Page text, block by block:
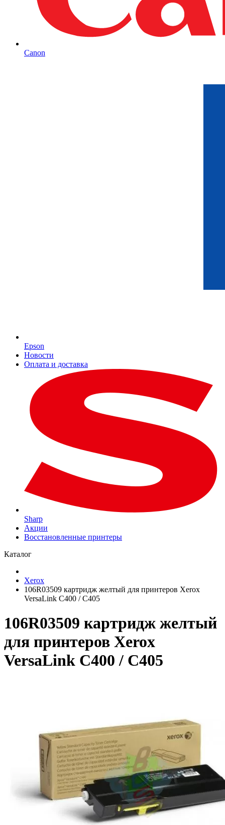
Canon
Epson
Новости
Оплата и доставка
Sharp
Акции
Восстановленные принтеры
Каталог
Xerox
106R03509 картридж желтый для принтеров Xerox
VersaLink C400 / C405
106R03509 картридж желтый
для принтеров Xerox
VersaLink C400 / C405